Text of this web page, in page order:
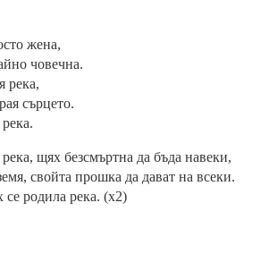
жена,
човечна.
река,
сърцето.
щях безсмъртна да бъда навеки,
свойта прошка да дават на всеки.
се родила река. (x2)